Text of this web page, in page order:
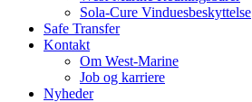
Sola-Cure Vinduesbeskyttelse
Safe Transfer
Kontakt
Om West-Marine
Job og karriere
Nyheder